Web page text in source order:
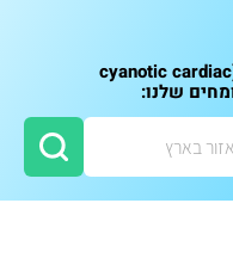
רוצה להתייעץ על מומי לב כחלוניים (cyanotic cardiac